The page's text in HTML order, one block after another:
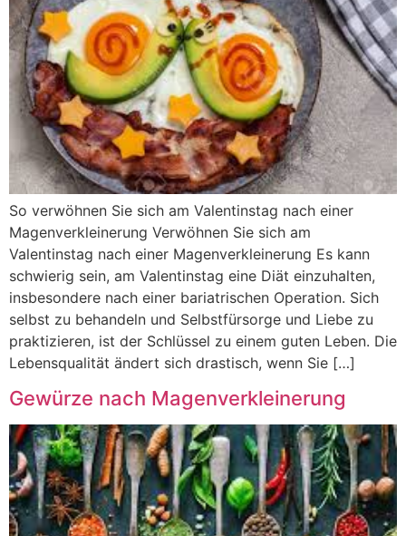
So verwöhnen Sie sich am Valentinstag nach einer
Magenverkleinerung Verwöhnen Sie sich am
Valentinstag nach einer Magenverkleinerung Es kann
schwierig sein, am Valentinstag eine Diät einzuhalten,
insbesondere nach einer bariatrischen Operation. Sich
selbst zu behandeln und Selbstfürsorge und Liebe zu
praktizieren, ist der Schlüssel zu einem guten Leben. Die
Lebensqualität ändert sich drastisch, wenn Sie […]
Gewürze nach Magenverkleinerung